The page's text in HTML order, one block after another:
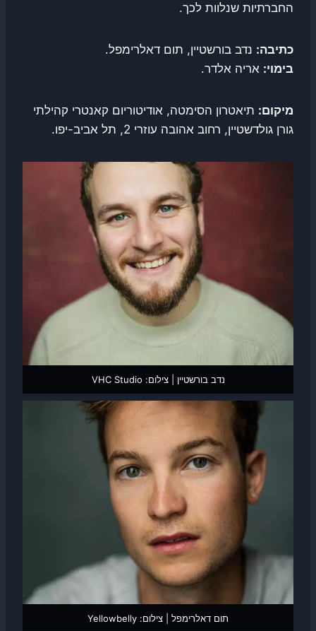
החברתיות שנלוות לכך.
כתיבה: נדב בורשטיין, תום דאלרימפל.
בימוי: אריה אלדר.
מיקום: תיאטרון הסימטה, אודיטוריום קאנטרי קהילתי
גורן גולדשטיין, רחוב אהובה עוזרי 2, תל אביב-יפו.
נדב בורשטיין | צילום: VHC Studio
תום דאלרימפל | צילום: Yellowbelly